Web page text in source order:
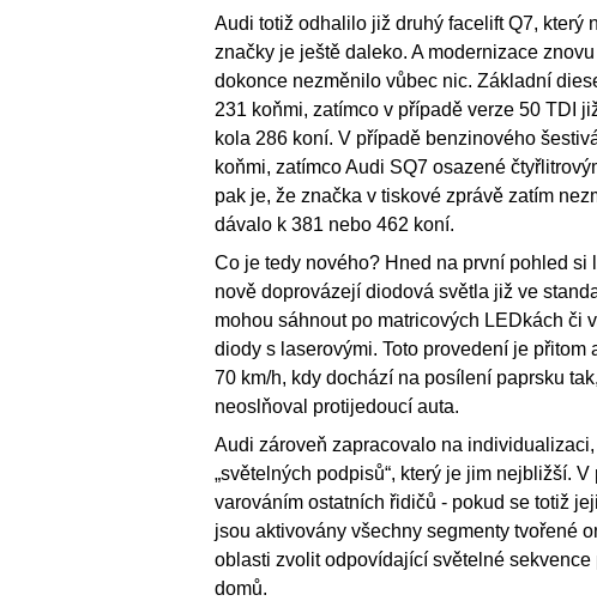
Audi totiž odhalilo již druhý facelift Q7,
značky je ještě daleko. A modernizace
dokonce nezměnilo vůbec nic. Základní
231 koňmi, zatímco v případě verze 50 TDI
kola 286 koní. V případě benzinového
koňmi, zatímco Audi SQ7 osazené
pak je, že značka v tiskové zprávě zatím
dávalo k 381 nebo 462 koní.
Co je tedy nového? Hned na první pohled
nově doprovázejí diodová světla již ve
mohou sáhnout po matricových LEDkách či
diody s laserovými. Toto provedení je
70 km/h, kdy dochází na posílení paprsku
neoslňoval protijedoucí auta.
Audi zároveň zapracovalo na
„světelných podpisů“, který je jim nejbližší.
varováním ostatních řidičů - pokud se totiž
jsou aktivovány všechny segmenty tvořené
oblasti zvolit odpovídající světelné
domů.